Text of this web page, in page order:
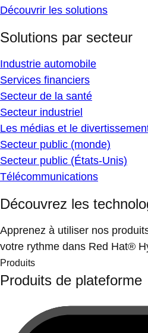
Découvrir les solutions
Solutions par secteur
Industrie automobile
Services financiers
Secteur de la santé
Secteur industriel
Les médias et le
Secteur public (monde)
Secteur public (États-Unis)
Télécommunications
Découvrez les
Apprenez à utiliser nos
votre rythme dans Red Hat®
Produits
Produits de plateforme